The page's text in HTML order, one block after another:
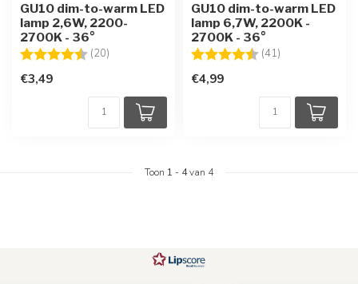
GU10 dim-to-warm LED
lamp 2,6W, 2200-
2700K - 36°
Beoordeling: (20)
€3,49
GU10 dim-to-warm LED
lamp 6,7W, 2200K -
2700K - 36°
Beoordeling: (41)
€4,99
Toon 1 - 4van 4